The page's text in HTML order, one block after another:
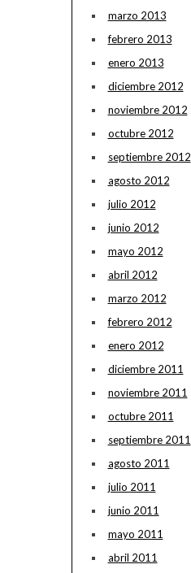
marzo 2013
febrero 2013
enero 2013
diciembre 2012
noviembre 2012
octubre 2012
septiembre 2012
agosto 2012
julio 2012
junio 2012
mayo 2012
abril 2012
marzo 2012
febrero 2012
enero 2012
diciembre 2011
noviembre 2011
octubre 2011
septiembre 2011
agosto 2011
julio 2011
junio 2011
mayo 2011
abril 2011